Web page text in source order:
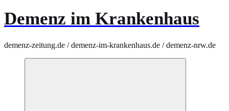
Demenz im Krankenhaus
demenz-zeitung.de / demenz-im-krankenhaus.de / demenz-nrw.de